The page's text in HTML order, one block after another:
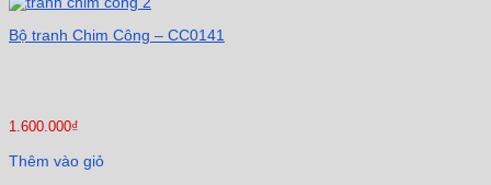
Bộ tranh Chim Công – CC0141
1.600.000₫
Thêm vào giỏ